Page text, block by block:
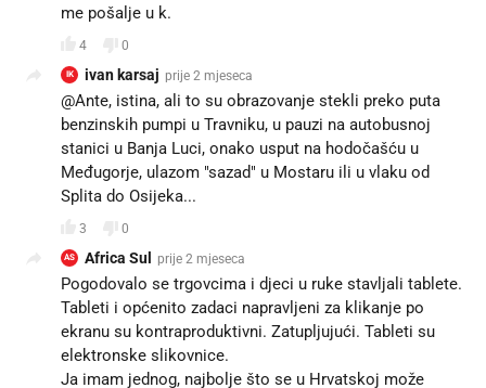
me pošalje u k.
4 0
IK ivan karsaj prije 2 mjeseca
@Ante, istina, ali to su obrazovanje stekli preko puta
benzinskih pumpi u Travniku, u pauzi na autobusnoj
stanici u Banja Luci, onako usput na hodočašću u
Međugorje, ulazom "sazad" u Mostaru ili u vlaku od
Splita do Osijeka...
3 0
AS Africa Sul prije 2 mjeseca
Pogodovalo se trgovcima i djeci u ruke stavljali tablete.
Tableti i općenito zadaci napravljeni za klikanje po
ekranu su kontraproduktivni. Zatupljujući. Tableti su
elektronske slikovnice.
Ja imam jednog, najbolje što se u Hrvatskoj može